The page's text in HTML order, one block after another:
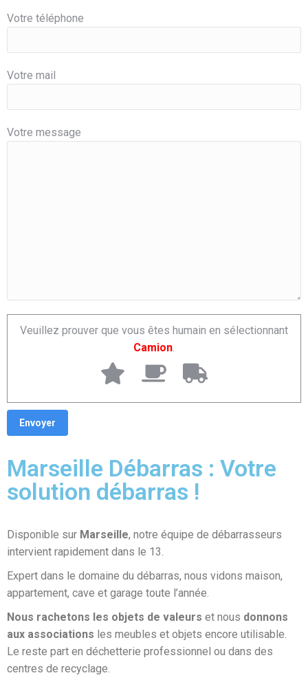
Votre téléphone
Votre mail
Votre message
Veuillez prouver que vous êtes humain en sélectionnant
Camion.
Marseille Débarras : Votre
solution débarras !
Disponible sur Marseille, notre équipe de débarrasseurs
intervient rapidement dans le 13.
Expert dans le domaine du débarras, nous vidons maison,
appartement, cave et garage toute l’année.
Nous rachetons les objets de valeurs et nous donnons
aux associations les meubles et objets encore utilisable.
Le reste part en déchetterie professionnel ou dans des
centres de recyclage.